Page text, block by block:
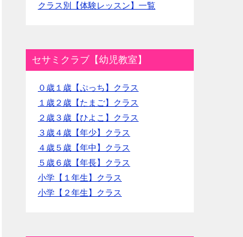
クラス別【体験レッスン】一覧
セサミクラブ【幼児教室】
０歳１歳【ぷっち】クラス
１歳２歳【たまご】クラス
２歳３歳【ひよこ】クラス
３歳４歳【年少】クラス
４歳５歳【年中】クラス
５歳６歳【年長】クラス
小学【１年生】クラス
小学【２年生】クラス